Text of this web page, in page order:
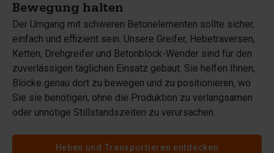
Bewegung halten
Der Umgang mit schweren Betonelementen sollte sicher,
einfach und effizient sein. Unsere Greifer, Hebetraversen,
Ketten, Drehgreifer und Betonblock-Wender sind für den
zuverlässigen täglichen Einsatz gebaut. Sie helfen Ihnen,
Blöcke genau dort zu bewegen und zu positionieren, wo
Sie sie benötigen, ohne die Produktion zu verlangsamen
oder unnötige Stillstandszeiten zu verursachen.
Heben und Transportieren entdecken